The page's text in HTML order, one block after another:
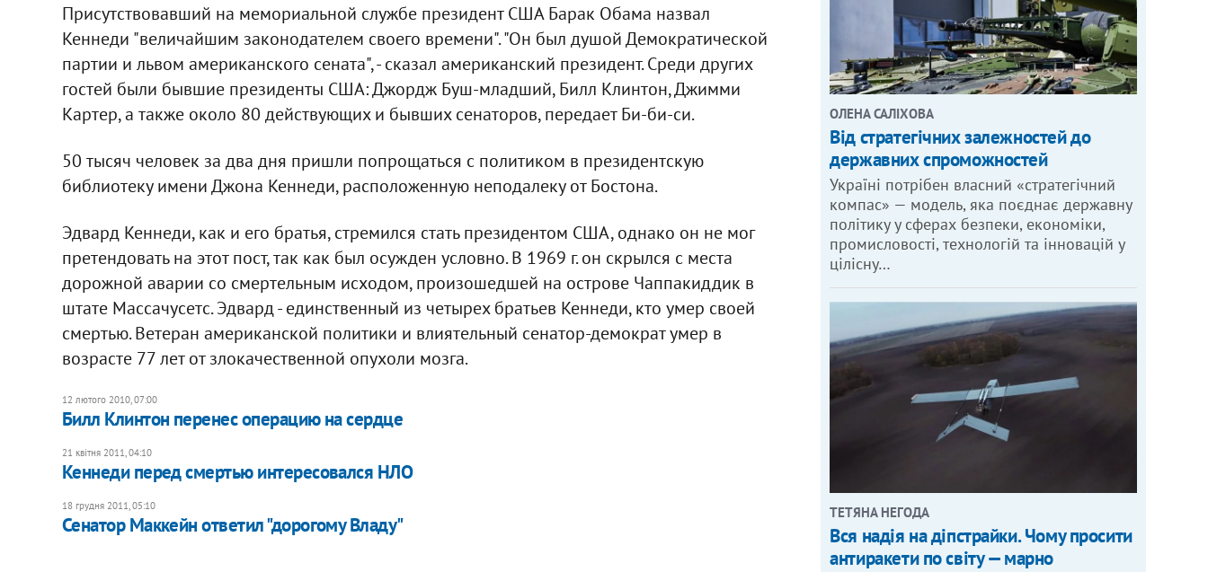
Присутствовавший на мемориальной службе президент США Барак Обама назвал
Кеннеди "величайшим законодателем своего времени". "Он был душой Демократической
партии и львом американского сената", - сказал американский президент. Среди других
гостей были бывшие президенты США: Джордж Буш-младший, Билл Клинтон, Джимми
Картер, а также около 80 действующих и бывших сенаторов, передает Би-би-си.
50 тысяч человек за два дня пришли попрощаться с политиком в президентскую
библиотеку имени Джона Кеннеди, расположенную неподалеку от Бостона.
Эдвард Кеннеди, как и его братья, стремился стать президентом США, однако он не мог
претендовать на этот пост, так как был осужден условно. В 1969 г. он скрылся с места
дорожной аварии со смертельным исходом, произошедшей на острове Чаппакиддик в
штате Массачусетс. Эдвард - единственный из четырех братьев Кеннеди, кто умер своей
смертью. Ветеран американской политики и влиятельный сенатор-демократ умер в
возрасте 77 лет от злокачественной опухоли мозга.
12 лютого 2010, 07:00
Билл Клинтон перенес операцию на сердце
21 квітня 2011, 04:10
Кеннеди перед смертью интересовался НЛО
18 грудня 2011, 05:10
Сенатор Маккейн ответил "дорогому Владу"
ОЛЕНА САЛІХОВА
Від стратегічних залежностей до
державних спроможностей
Україні потрібен власний «стратегічний
компас» — модель, яка поєднає державну
політику у сферах безпеки, економіки,
промисловості, технологій та інновацій у
цілісну…
ТЕТЯНА НЕГОДА
Вся надія на діпстрайки. Чому просити
антиракети по світу — марно